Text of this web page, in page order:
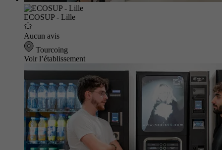
ECOSUP - Lille
Aucun avis
Tourcoing
Voir l’établissement